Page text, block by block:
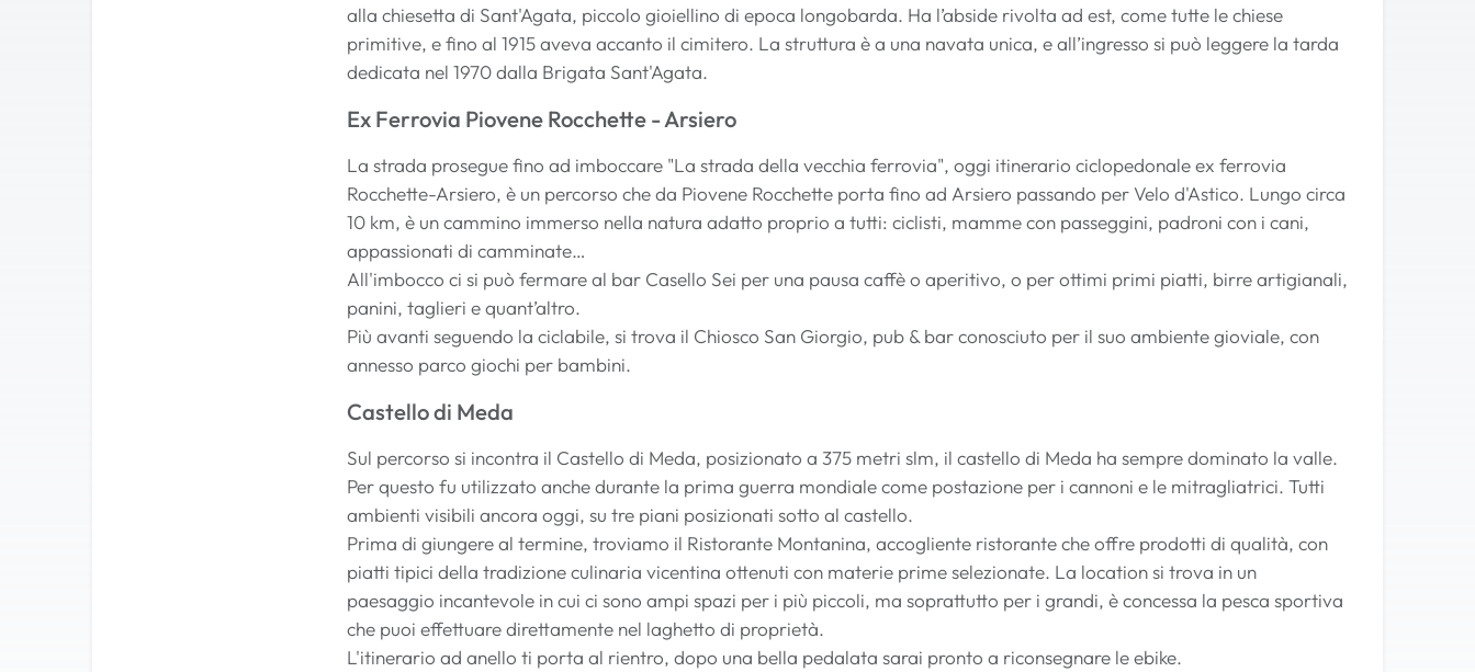
alla chiesetta di Sant'Agata, piccolo gioiellino di epoca longobarda. Ha l’abside rivolta ad est, come tutte le chiese
primitive, e fino al 1915 aveva accanto il cimitero. La struttura è a una navata unica, e all’ingresso si può leggere la tarda
dedicata nel 1970 dalla Brigata Sant'Agata.
Ex Ferrovia Piovene Rocchette - Arsiero
La strada prosegue fino ad imboccare "La strada della vecchia ferrovia", oggi itinerario ciclopedonale ex ferrovia
Rocchette-Arsiero, è un percorso che da Piovene Rocchette porta fino ad Arsiero passando per Velo d'Astico. Lungo circa
10 km, è un cammino immerso nella natura adatto proprio a tutti: ciclisti, mamme con passeggini, padroni con i cani,
appassionati di camminate…
All'imbocco ci si può fermare al bar Casello Sei per una pausa caffè o aperitivo, o per ottimi primi piatti, birre artigianali,
panini, taglieri e quant’altro.
Più avanti seguendo la ciclabile, si trova il Chiosco San Giorgio, pub & bar conosciuto per il suo ambiente gioviale, con
annesso parco giochi per bambini.
Castello di Meda
Sul percorso si incontra il Castello di Meda, posizionato a 375 metri slm, il castello di Meda ha sempre dominato la valle.
Per questo fu utilizzato anche durante la prima guerra mondiale come postazione per i cannoni e le mitragliatrici. Tutti
ambienti visibili ancora oggi, su tre piani posizionati sotto al castello.
Prima di giungere al termine, troviamo il Ristorante Montanina, accogliente ristorante che offre prodotti di qualità, con
piatti tipici della tradizione culinaria vicentina ottenuti con materie prime selezionate. La location si trova in un
paesaggio incantevole in cui ci sono ampi spazi per i più piccoli, ma soprattutto per i grandi, è concessa la pesca sportiva
che puoi effettuare direttamente nel laghetto di proprietà.
L'itinerario ad anello ti porta al rientro, dopo una bella pedalata sarai pronto a riconsegnare le ebike.